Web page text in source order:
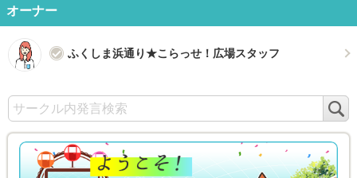
オーナー
ふくしま浜通り★こらっせ！広場スタッフ